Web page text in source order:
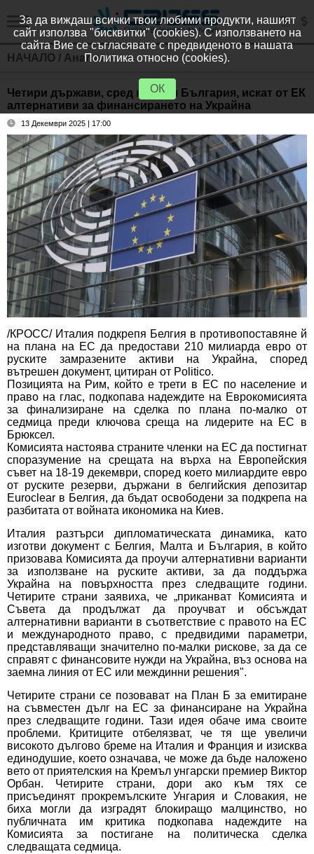
НАЧАЛО / Анализи
Четири държави, сред които и България, искат от ЕК
алтернативи за финансирането на Украйна
13 Декември 2025 | 17:00
/КРОСС/ Италия подкрепя Белгия в противопоставяне й
на плана на ЕС да предостави 210 милиарда евро от
руските замразените активи на Украйна, според
вътрешен документ, цитиран от Politico.
Позицията на Рим, който е трети в ЕС по население и
право на глас, подкопава надеждите на Еврокомисията
за финализиране на сделка по плана по-малко от
седмица преди ключова среща на лидерите на ЕС в
Брюксел.
Комисията настоява страните членки на ЕС да постигнат
споразумение на срещата на върха на Европейския
съвет на 18-19 декември, според което милиардите евро
от руските резерви, държани в белгийския депозитар
Euroclear в Белгия, да бъдат освободени за подкрепа на
разбитата от войната икономика на Киев.
Италия разтърси дипломатическата динамика, като
изготви документ с Белгия, Малта и България, в който
призовава Комисията да проучи алтернативни варианти
за използване на руските активи, за да поддържа
Украйна на повърхността през следващите години.
Четирите страни заявиха, че „приканват Комисията и
Съвета да продължат да проучват и обсъждат
алтернативни варианти в съответствие с правото на ЕС
и международното право, с предвидими параметри,
представляващи значително по-малки рискове, за да се
справят с финансовите нужди на Украйна, въз основа на
заемна линия от ЕС или междинни решения".
Четирите страни се позовават на План Б за емитиране
на съвместен дълг на ЕС за финансиране на Украйна
през следващите години. Тази идея обаче има своите
проблеми. Критиците отбелязват, че тя ще увеличи
високото дългово бреме на Италия и Франция и изисква
единодушие, което означава, че може да бъде наложено
вето от приятелския на Кремъл унгарски премиер Виктор
Орбан. Четирите страни, дори ако към тях се
присъединят прокремълските Унгария и Словакия, не
биха могли да изградят блокиращо малцинство, но
публичната им критика подкопава надеждите на
Комисията за постигане на политическа сделка
следващата седмица.
За да виждаш всички твои любими продукти, нашият
сайт използва "бисквитки" (cookies). С използването на
сайта Вие се съгласявате с предвиденото в нашата
Политика относно (cookies).
ОК